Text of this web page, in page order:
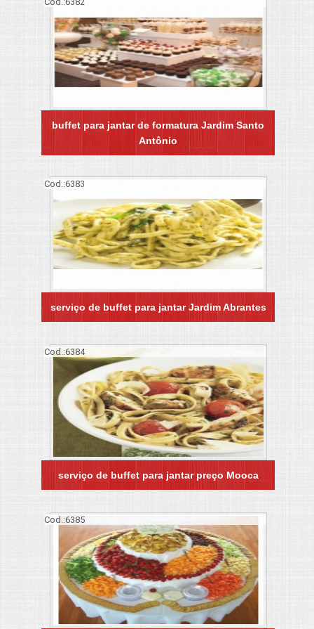
buffet para jantar de formatura Jardim Santo
Antônio
Cod.:6383
serviço de buffet para jantar Jardim Abrantes
Cod.:6384
serviço de buffet para jantar preço Mooca
Cod.:6385